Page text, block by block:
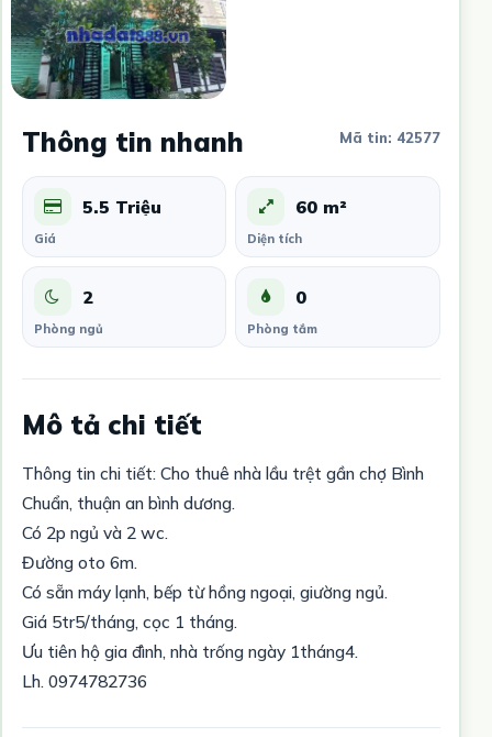
Thông tin nhanh Mã tin: 42577
5.5 Triệu
Giá
60 m²
Diện tích
2
Phòng ngủ
0
Phòng tắm
Mô tả chi tiết
Thông tin chi tiết: Cho thuê nhà lầu trệt gần chợ Bình
Chuẩn, thuận an bình dương.
Có 2p ngủ và 2 wc.
Đường oto 6m.
Có sẵn máy lạnh, bếp từ hồng ngoại, giường ngủ.
Giá 5tr5/tháng, cọc 1 tháng.
Ưu tiên hộ gia đình, nhà trống ngày 1tháng4.
Lh. 0974782736